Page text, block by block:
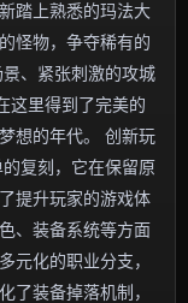
踏上熟悉的玛法大
怪物，争夺稀有的
、紧张刺激的攻城
这里得到了完美的
想的年代。 创新玩
复刻，它在保留原
提升玩家的游戏体
、装备系统等方面
元化的职业分支，
了装备掉落机制，